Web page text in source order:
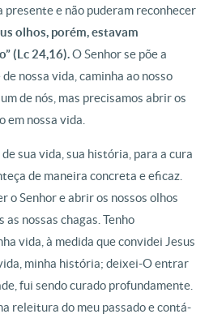
presente e não puderam reconhecer
olhos, porém, estavam
(Lc 24,16).O Senhor se põe a
nossa vida, caminha ao nosso
de nós, mas precisamos abrir os
em nossa vida.
sua vida, sua história, para a cura
de maneira concreta e eficaz.
o Senhor e abrir os nossos olhos
as nossas chagas. Tenho
vida, à medida que convidei Jesus
minha história; deixei-O entrar
fui sendo curado profundamente.
releitura do meu passado e contá-